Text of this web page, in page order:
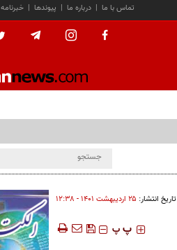
خبرنامه | پیوندها | درباره ما | تماس با ما
تاریخ انتشار: ۲۵ ارديبهشت ۱۴۰۱ - ۱۲:۳۸
‍‍‍ پ پ